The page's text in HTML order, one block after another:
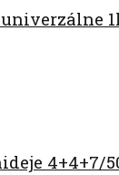
4+4+7/